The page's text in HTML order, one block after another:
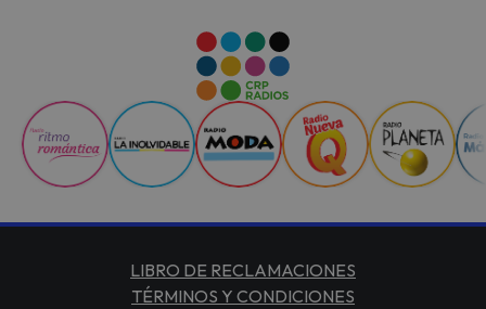
LIBRO DE RECLAMACIONES
TÉRMINOS Y CONDICIONES